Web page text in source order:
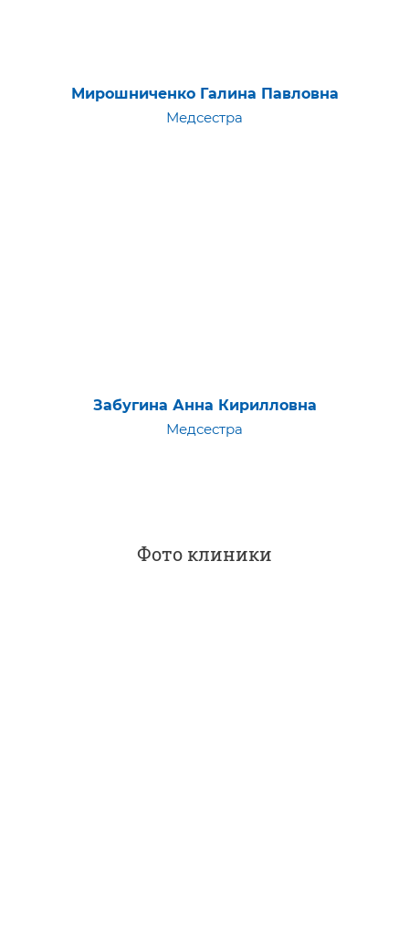
Мирошниченко Галина Павловна
Медсестра
Забугина Анна Кирилловна
Медсестра
Фото клиники